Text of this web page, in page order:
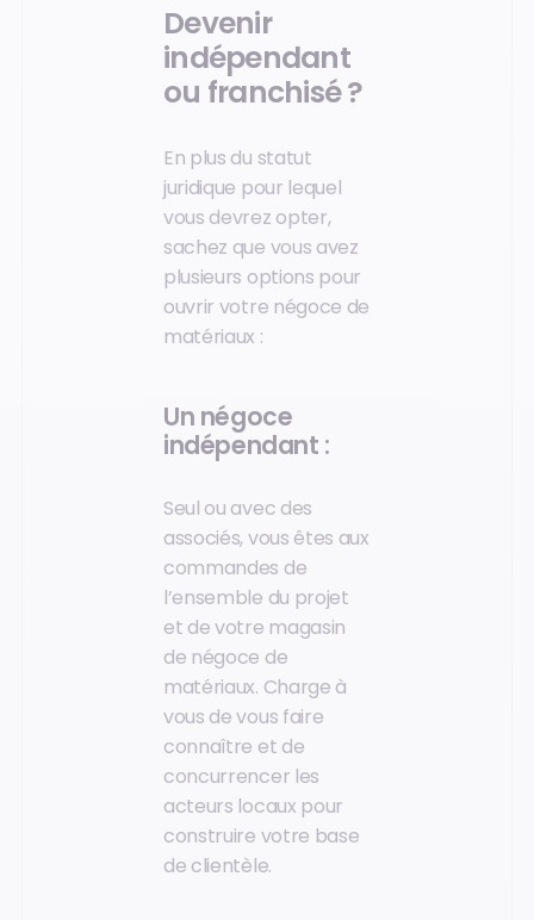
Devenir
indépendant
ou franchisé ?
En plus du statut
juridique pour lequel
vous devrez opter,
sachez que vous avez
plusieurs options pour
ouvrir votre négoce de
matériaux :
Un négoce
indépendant :
Seul ou avec des
associés, vous êtes aux
commandes de
l’ensemble du projet
et de votre magasin
de négoce de
matériaux. Charge à
vous de vous faire
connaître et de
concurrencer les
acteurs locaux pour
construire votre base
de clientèle.